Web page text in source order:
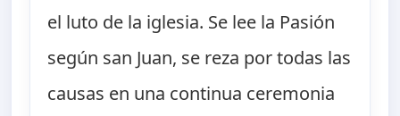
el luto de la iglesia. Se lee la Pasión
según san Juan, se reza por todas las
causas en una continua ceremonia